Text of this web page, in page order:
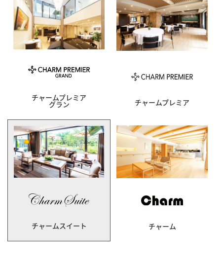
チャームプレミア
グラン チャームプレミア
チャームスイート チャーム